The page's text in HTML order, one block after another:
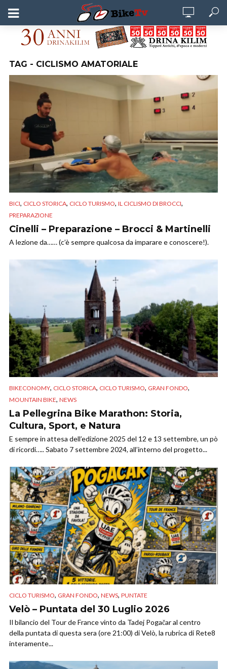
TAG - CICLISMO AMATORIALE
BICI, CICLO STORICA, CICLO TURISMO, IL CICLISMO DI BROCCI,
PREPARAZIONE
Cinelli – Preparazione – Brocci & Martinelli
A lezione da…… (c’è sempre qualcosa da imparare e conoscere!).
BIKECONOMY, CICLO STORICA, CICLO TURISMO, GRAN FONDO,
MOUNTAIN BIKE, NEWS
La Pellegrina Bike Marathon: Storia,
Cultura, Sport, e Natura
E sempre in attesa dell’edizione 2025 del 12 e 13 settembre, un pò
di ricordi….. Sabato 7 settembre 2024, all’interno del progetto...
CICLO TURISMO, GRAN FONDO, NEWS, PUNTATE
Velò – Puntata del 30 Luglio 2026
Il bilancio del Tour de France vinto da Tadej Pogačar al centro
della puntata di questa sera (ore 21:00) di Velò, la rubrica di Rete8
interamente...